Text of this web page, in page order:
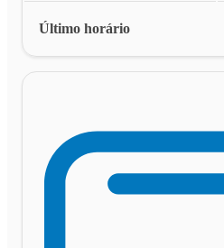
Último horário